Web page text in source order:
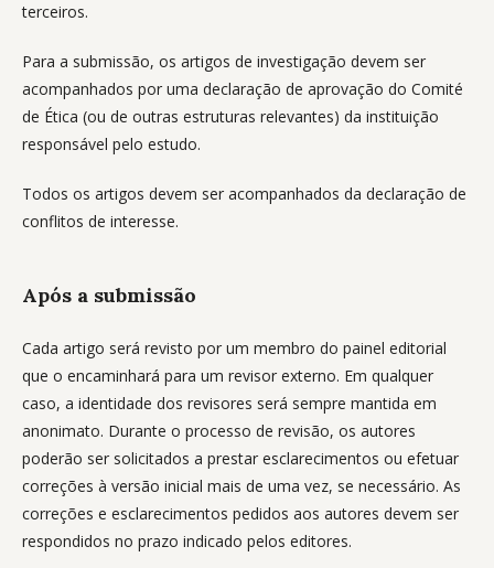
terceiros.
Para a submissão, os artigos de investigação devem ser
acompanhados por uma declaração de aprovação do Comité
de Ética (ou de outras estruturas relevantes) da instituição
responsável pelo estudo.
Todos os artigos devem ser acompanhados da declaração de
conflitos de interesse.
Após a submissão
Cada artigo será revisto por um membro do painel editorial
que o encaminhará para um revisor externo. Em qualquer
caso, a identidade dos revisores será sempre mantida em
anonimato. Durante o processo de revisão, os autores
poderão ser solicitados a prestar esclarecimentos ou efetuar
correções à versão inicial mais de uma vez, se necessário. As
correções e esclarecimentos pedidos aos autores devem ser
respondidos no prazo indicado pelos editores.